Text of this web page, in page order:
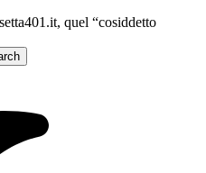
quel “cosiddetto